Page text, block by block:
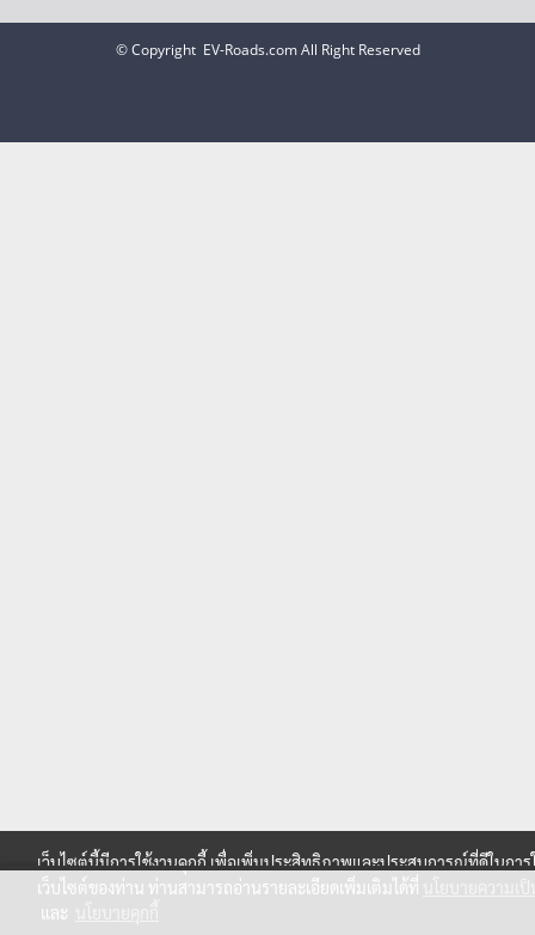
© Copyright EV-Roads.com All Right Reserved
เว็บไซต์นี้มีการใช้งานคุกกี้ เพื่อเพิ่มประสิทธิภาพและประสบการณ์ที่ดีในการ
เว็บไซต์ของท่าน ท่านสามารถอ่านรายละเอียดเพิ่มเติมได้ที่
และ